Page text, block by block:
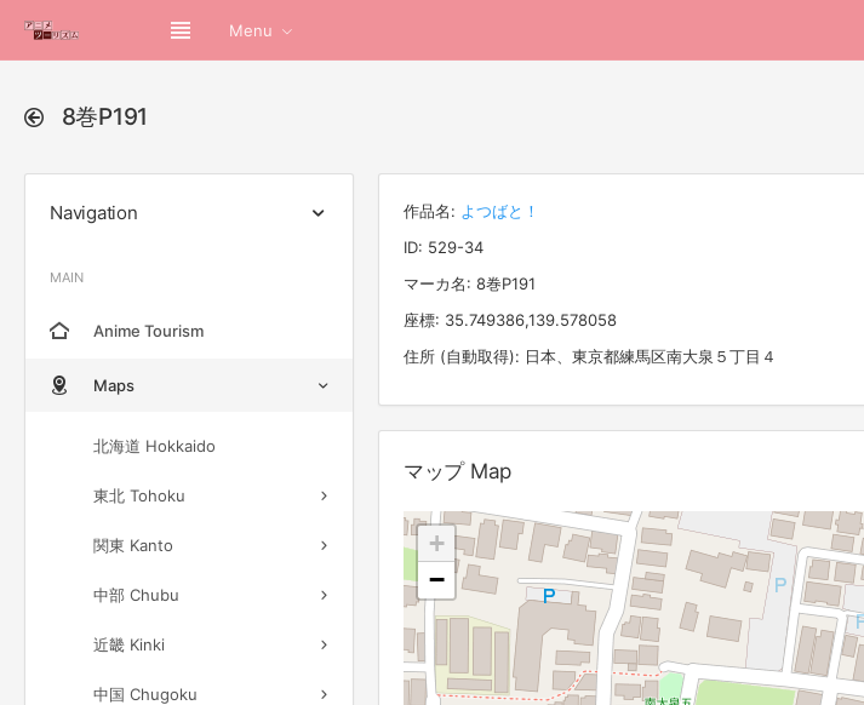
Menu
8巻P191
Navigation
MAIN
Anime Tourism
Maps
北海道 Hokkaido
東北 Tohoku
関東 Kanto
中部 Chubu
近畿 Kinki
中国 Chugoku
作品名: よつばと！
ID: 529-34
マーカ名: 8巻P191
座標: 35.749386,139.578058
住所 (自動取得): 日本、東京都練馬区南大泉５丁目４
マップ Map
+
−